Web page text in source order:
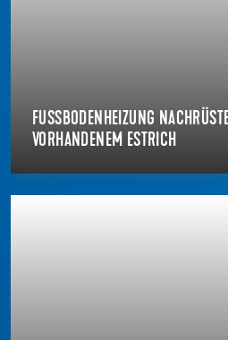
FUSSBODENHEIZUNG
ORHANDENEM ESTRICH